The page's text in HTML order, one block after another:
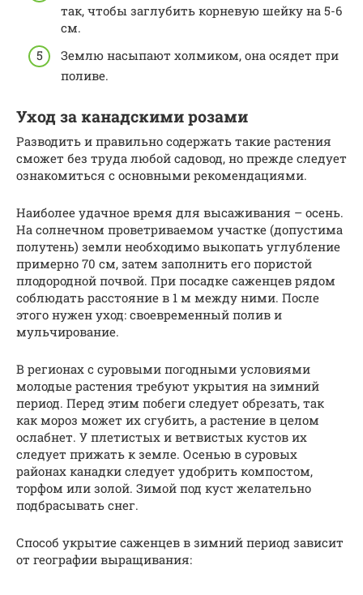
так, чтобы заглубить корневую шейку на 5-6
см.
Землю насыпают холмиком, она осядет при
поливе.
Уход за канадскими розами
Разводить и правильно содержать такие растения
сможет без труда любой садовод, но прежде следует
ознакомиться с основными рекомендациями.
Наиболее удачное время для высаживания – осень.
На солнечном проветриваемом участке (допустима
полутень) земли необходимо выкопать углубление
примерно 70 см, затем заполнить его пористой
плодородной почвой. При посадке саженцев рядом
соблюдать расстояние в 1 м между ними. После
этого нужен уход: своевременный полив и
мульчирование.
В регионах с суровыми погодными условиями
молодые растения требуют укрытия на зимний
период. Перед этим побеги следует обрезать, так
как мороз может их сгубить, а растение в целом
ослабнет. У плетистых и ветвистых кустов их
следует прижать к земле. Осенью в суровых
районах канадки следует удобрить компостом,
торфом или золой. Зимой под куст желательно
подбрасывать снег.
Способ укрытие саженцев в зимний период зависит
от географии выращивания: